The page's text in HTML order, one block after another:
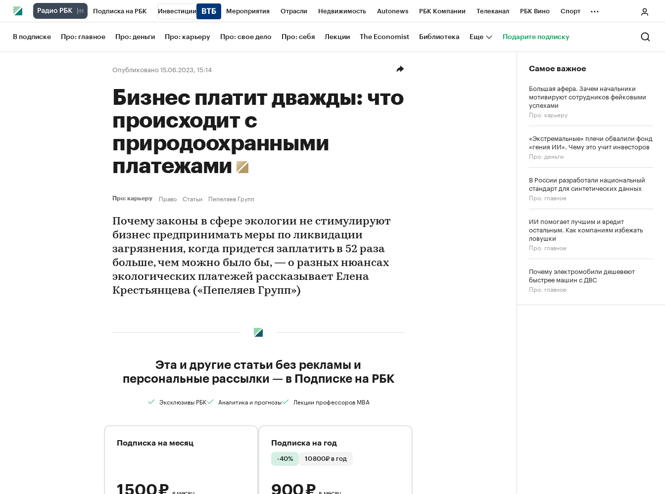
Подписка на РБК Инвестиции Мероприятия Отрасли Недвижимость Autonews РБК Компании Телеканал РБК Вино Спорт
Школа управления РБК РБК Образование РБК Life Тренды Визионеры Национальные проекты Город
Рынок наличной валюты
...
В подписке Про: главное Про: деньги Про: карьеру Про: свое дело Про: себя Лекции The Economist Библиотека Еще Подарите подписку
Опубликовано 15.06.2023, 15:14
Бизнес платит дважды: что
происходит с
природоохранными
платежами
Про: карьеру Право Статьи Пепеляев Групп
Почему законы в сфере экологии не стимулируют
бизнес предпринимать меры по ликвидации
загрязнения, когда придется заплатить в 52 раза
больше, чем можно было бы, — о разных нюансах
экологических платежей рассказывает Елена
Крестьянцева («Пепеляев Групп»)
Эта и другие статьи без рекламы и
персональные рассылки — в Подписке на РБК
Эксклюзивы РБК Аналитика и прогнозы Лекции профессоров MBA
Подписка на месяц
1 500 ₽ в месяц
Подписка на год
-40% 10 800₽ в год
900 ₽ в месяц
Самое важное
Большая афера. Зачем начальники
мотивируют сотрудников фейковыми
успехами
Про: карьеру
«Экстремальные» плечи обвалили фонд
«гения ИИ». Чему это учит инвесторов
Про: деньги
В России разработали национальный
стандарт для синтетических данных
Про: главное
ИИ помогает лучшим и вредит
остальным. Как компаниям избежать
ловушки
Про: главное
Почему электромобили дешевеют
быстрее машин с ДВС
Про: главное